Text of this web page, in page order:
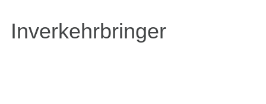
Inverkehrbringer